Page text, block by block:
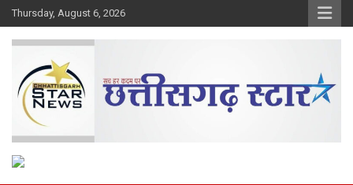
Skip
to
content
Thursday, August 6, 2026
Chhattisgarh Star